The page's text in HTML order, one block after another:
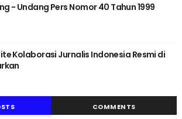
- Undang Pers Nomor 40 Tahun 1999
Kolaborasi Jurnalis Indonesia Resmi di
COMMENTS